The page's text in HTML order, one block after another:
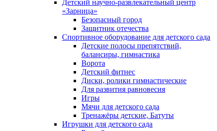
Детский научно-развлекательный центр
«Зарница»
Безопасный город
Защитник отечества
Спортивное оборудование для детского сада
Детские полосы препятствий,
балансиры, гимнастика
Ворота
Детский фитнес
Диски, ролики гимнастические
Для развития равновесия
Игры
Мячи для детского сада
Тренажёры детские, Батуты
Игрушки для детского сада